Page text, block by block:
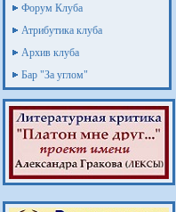
Форум Клуба
Атрибутика клуба
Архив клуба
Бар "За углом"